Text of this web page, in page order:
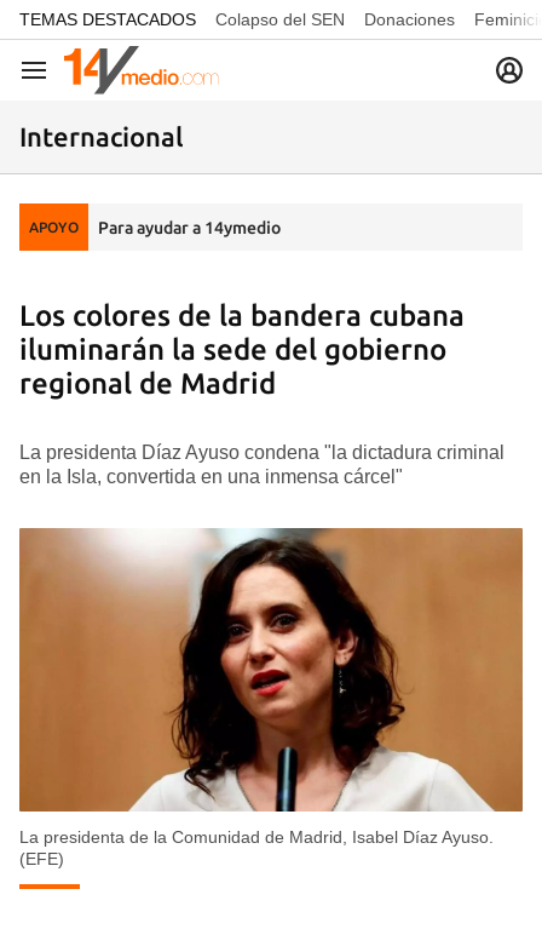
common.go-to-content
TEMAS DESTACADOS Colapso del SEN Donaciones
Navegación
Internacional
APOYO Para ayudar a 14ymedio
Los colores de la bandera cubana
iluminarán la sede del gobierno
regional de Madrid
La presidenta Díaz Ayuso condena "la dictadura criminal
en la Isla, convertida en una inmensa cárcel"
La presidenta de la Comunidad de Madrid, Isabel Díaz Ayuso.
(EFE)